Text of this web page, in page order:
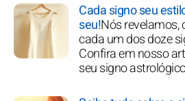
Cada signo seu
seu!Nós revelamos,
cada um dos doze
Confira em nosso
seu signo